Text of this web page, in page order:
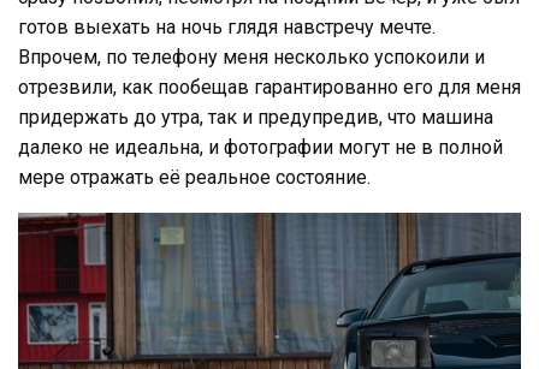
готов выехать на ночь глядя навстречу мечте.
Впрочем, по телефону меня несколько успокоили и
отрезвили, как пообещав гарантированно его для меня
придержать до утра, так и предупредив, что машина
далеко не идеальна, и фотографии могут не в полной
мере отражать её реальное состояние.